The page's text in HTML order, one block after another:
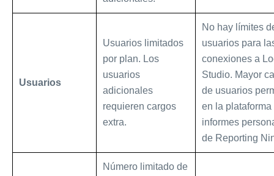
Usuarios
Usuarios limitados
por plan. Los
usuarios
adicionales
requieren cargos
extra.
No hay límites
usuarios para
conexiones a
Studio. Mayor
de usuarios
en la plataforma
informes
de Reporting
Número limitado de